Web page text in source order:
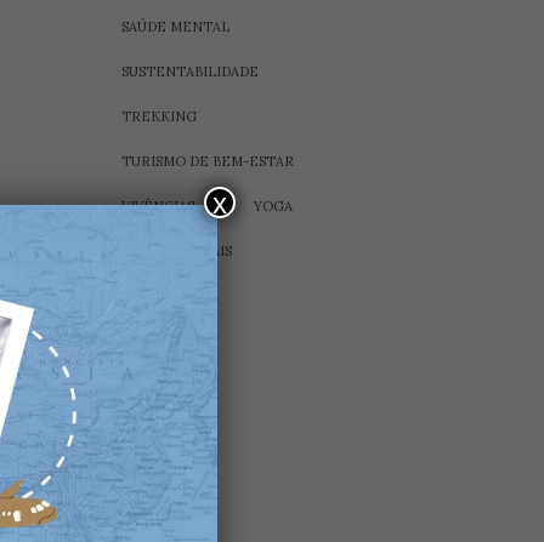
SAÚDE MENTAL
SUSTENTABILIDADE
TREKKING
TURISMO DE BEM-ESTAR
VIVÊNCIAS YOGA
ÁGUAS TERMAIS
x